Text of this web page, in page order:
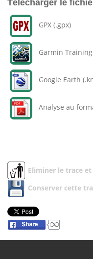
Télécharger le
GPX (.gpx)
Garmin
Google Earth
Analyse au
Eliminer le trace
Conserver cette